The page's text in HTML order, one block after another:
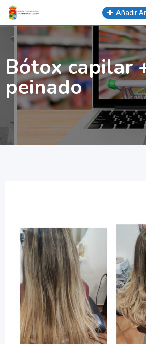
Skip
content
Añadir
Bótox capilar
peinado